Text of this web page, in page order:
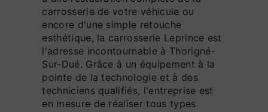
carrosserie de votre véhicule ou
encore d'une simple retouche
esthétique, la carrosserie Leprince est
l'adresse incontournable à Thorigné-
Sur-Dué. Grâce à un équipement à la
pointe de la technologie et à des
techniciens qualifiés, l'entreprise est
en mesure de réaliser tous types